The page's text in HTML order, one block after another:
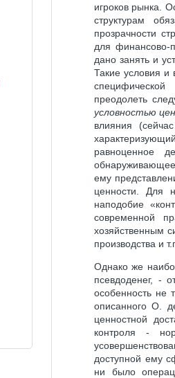
игроков рынка.
структурам
прозрачности
для финансово-
дано занять и
Такие условия и
преодолеть
условностью
влияния
равноценное
ему
ценности. Для
наподобие
современной
хозяйственным
производства и
Однако же
псевдоденег, -
особенность не
описанного О.
ценностной
контроля -
доступной ему
ни было